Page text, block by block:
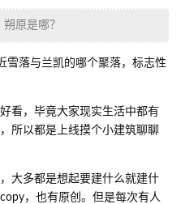
原是哪？
雪落与兰凯的哪个聚落，标志性
看，毕竟大家现实生活中都有
所以都是上线摸个小建筑聊聊
大多都是想起要建什么就建什
，也有原创。但是每次有人